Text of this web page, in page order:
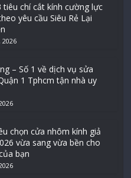
tiêu chí cắt kính cường lực
yêu cầu Siêu Rẻ Lại
2026
– Số 1 về dịch vụ sửa
1 Tphcm tận nhà uy
chọn cửa nhôm kính giả
vừa sang vừa bền cho
bạn